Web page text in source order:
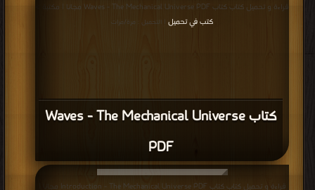
كتاب Waves - The Mechanical Universe
PDF
قراءة و تحميل كتاب كتاب Waves - The Mechanical Universe PDF مجانا | مكتبة >
كتب في تحميل
| التحميل : مرة/مرات
قراءة و تحميل كتاب كتاب Introduction - The Mechanical Universe PDF مجانا |